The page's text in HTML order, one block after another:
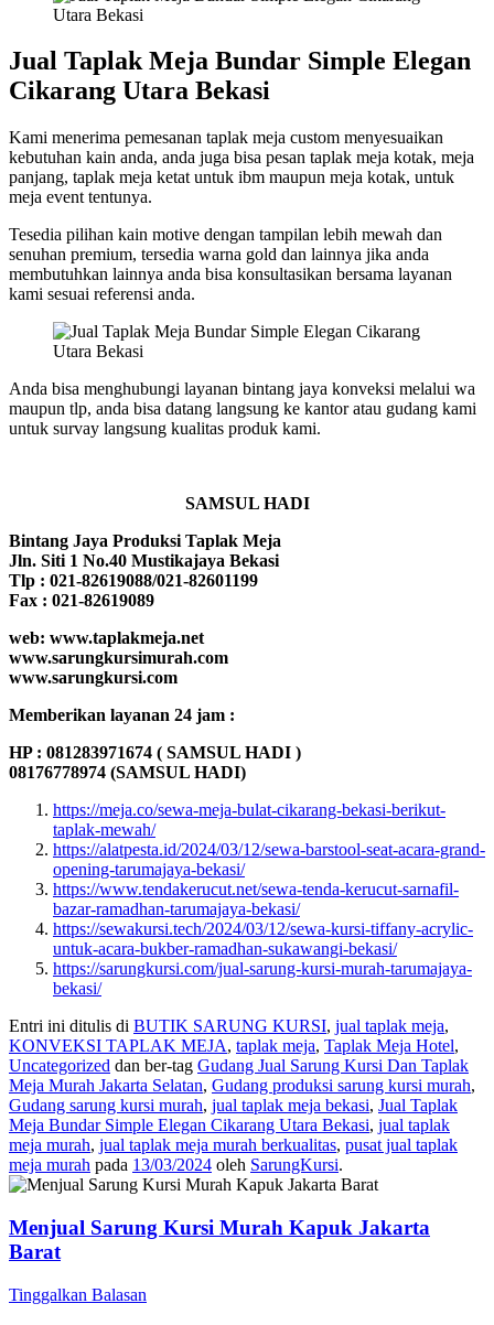
Jual Taplak Meja Bundar Simple Elegan
Cikarang Utara Bekasi
Kami menerima pemesanan taplak meja custom menyesuaikan
kebutuhan kain anda, anda juga bisa pesan taplak meja kotak, meja
panjang, taplak meja ketat untuk ibm maupun meja kotak, untuk
meja event tentunya.
Tesedia pilihan kain motive dengan tampilan lebih mewah dan
senuhan premium, tersedia warna gold dan lainnya jika anda
membutuhkan lainnya anda bisa konsultasikan bersama layanan
kami sesuai referensi anda.
Anda bisa menghubungi layanan bintang jaya konveksi melalui wa
maupun tlp, anda bisa datang langsung ke kantor atau gudang kami
untuk survay langsung kualitas produk kami.
SAMSUL HADI
Bintang Jaya Produksi Taplak Meja
Jln. Siti 1 No.40 Mustikajaya Bekasi
Tlp : 021-82619088/021-82601199
Fax : 021-82619089
web: www.taplakmeja.net
www.sarungkursimurah.com
www.sarungkursi.com
Memberikan layanan 24 jam :
HP : 081283971674 ( SAMSUL HADI )
08176778974 (SAMSUL HADI)
https://meja.co/sewa-meja-bulat-cikarang-bekasi-berikut-
taplak-mewah/
https://alatpesta.id/2024/03/12/sewa-barstool-seat-acara-grand-
opening-tarumajaya-bekasi/
https://www.tendakerucut.net/sewa-tenda-kerucut-sarnafil-
bazar-ramadhan-tarumajaya-bekasi/
https://sewakursi.tech/2024/03/12/sewa-kursi-tiffany-acrylic-
untuk-acara-bukber-ramadhan-sukawangi-bekasi/
https://sarungkursi.com/jual-sarung-kursi-murah-tarumajaya-
bekasi/
Entri ini ditulis di BUTIK SARUNG KURSI, jual taplak meja,
KONVEKSI TAPLAK MEJA, taplak meja, Taplak Meja Hotel,
Uncategorized dan ber-tag Gudang Jual Sarung Kursi Dan Taplak
Meja Murah Jakarta Selatan, Gudang produksi sarung kursi murah,
Gudang sarung kursi murah, jual taplak meja bekasi, Jual Taplak
Meja Bundar Simple Elegan Cikarang Utara Bekasi, jual taplak
meja murah, jual taplak meja murah berkualitas, pusat jual taplak
meja murah pada 13/03/2024 oleh SarungKursi.
Menjual Sarung Kursi Murah Kapuk Jakarta
Barat
Tinggalkan Balasan